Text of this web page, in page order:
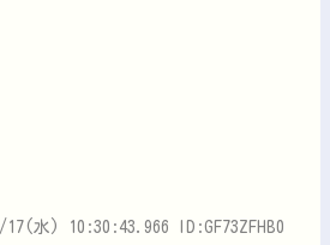
17(水) 10:30:43.966 ID:GF73ZFHB0